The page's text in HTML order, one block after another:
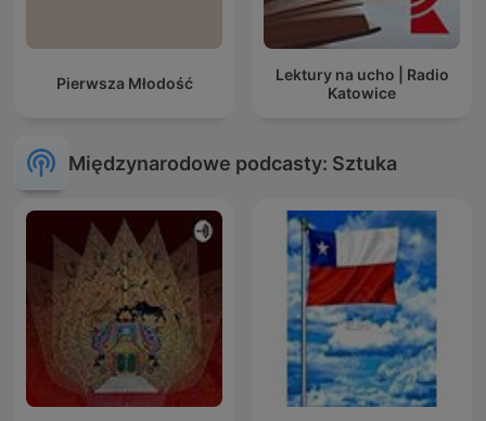
Pierwsza Młodość
Lektury na ucho | Radio
Katowice
Międzynarodowe podcasty: Sztuka